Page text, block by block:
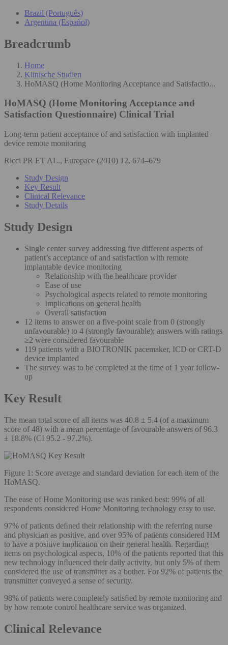
Brazil (Português)
Argentina (Español)
Breadcrumb
Home
Klinische Studien
HoMASQ (Home Monitoring Acceptance and Satisfactio...
HoMASQ (Home Monitoring Acceptance and
Satisfaction Questionnaire) Clinical Trial
Long-term patient acceptance of and satisfaction with implanted
device remote monitoring
Ricci PR ET AL., Europace (2010) 12, 674–679
Study Design
Key Result
Clinical Relevance
Study Details
Study Design
Single center survey addressing five different aspects of
patient’s acceptance of and satisfaction with remote
implantable device monitoring
Relationship with the healthcare provider
Ease of use
Psychological aspects related to remote monitoring
Implications on general health
Overall satisfaction
12 items to answer on a five-point scale from 0 (strongly
unfavourable) to 4 (strongly favourable); answers with ratings
≥2 were considered favourable
119 patients with a BIOTRONIK pacemaker, ICD or CRT-D
device implanted
The survey was to be completed at the time of 1 year follow-
up
Key Result
The mean total score of all items was 40.8 ± 5.4 (of a maximum
score of 48) with a mean percentage of favourable answers of 96.3
± 18.8% (CI 95.2 - 97.2%).
Figure 1: Score average and standard deviation for each item of the
HoMASQ.
The ease of Home Monitoring use was ranked best: 99% of all
respondents considered Home Monitoring technology easy to use.
97% of patients deﬁned their relationship with the referring nurse
and physician as positive, and over 95% of patients considered HM
to have a positive implication on their general health. Regarding
items on psychological aspects, 10% of the patients reported that this
new technology inﬂuenced their daily activity, but only 5% of them
considered the use of transmitter as a bother. For 92% of patients the
transmitter conveyed a sense of security.
98% of patients were completely satisﬁed by remote monitoring and
by how remote control healthcare service was organized.
Clinical Relevance